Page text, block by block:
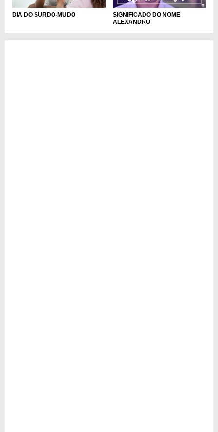
DIA DO SURDO-MUDO
SIGNIFICADO DO NOME
ALEXANDRO